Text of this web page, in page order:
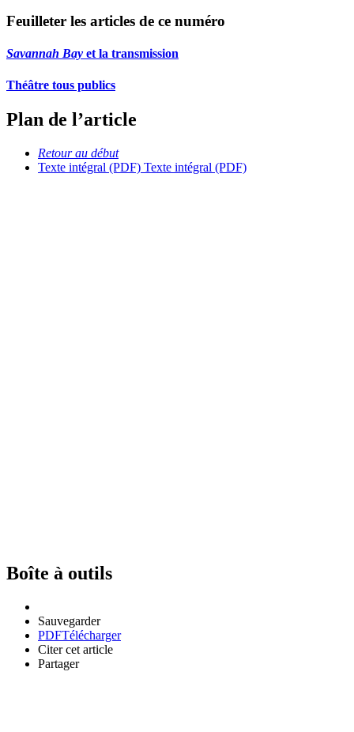
Feuilleter les articles de ce numéro
Savannah Bay et la transmission
Théâtre tous publics
Plan de l’article
Retour au début
Texte intégral (PDF) Texte intégral (PDF)
Boîte à outils
Sauvegarder
PDFTélécharger
Citer cet article
Partager